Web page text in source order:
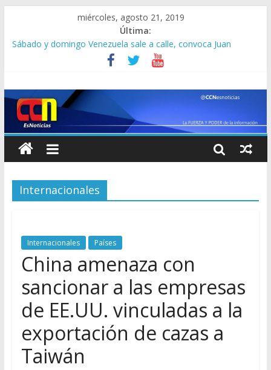
miércoles, agosto 21, 2019
Última:
Sábado y domingo Venezuela sale a calle, convoca Juan
Asaltante con aterradora máscara atraca casa de apuestas y
¡AY NICOLÁS! Jefe del Comando Sur de EEUU dice que crisis
venezolana “amenaza paz regional”
Ecuador activó el servicio virtual para que los venezolanos
saquen una visa humanitaria
Juez de EEUU ratifica nombramiento de directores de Citgo
Internacionales
Internacionales Países
China amenaza con
sancionar a las empresas
de EE.UU. vinculadas a la
exportación de cazas a
Taiwán